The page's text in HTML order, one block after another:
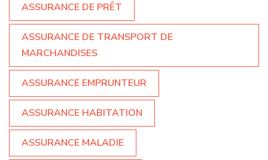
ASSURANCE DE PRÊT
ASSURANCE DE TRANSPORT DE
MARCHANDISES
ASSURANCE EMPRUNTEUR
ASSURANCE HABITATION
ASSURANCE MALADIE